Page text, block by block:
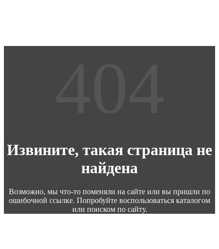
Извините, такая страница не
найдена
Возможно, мы что-то поменяли на сайте или вы пришли по
ошибочной ссылке. Попробуйте воспользоваться каталогом
или поиском по сайту.